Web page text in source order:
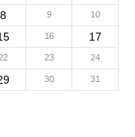
8 9 10
16 17
23 24
30 31